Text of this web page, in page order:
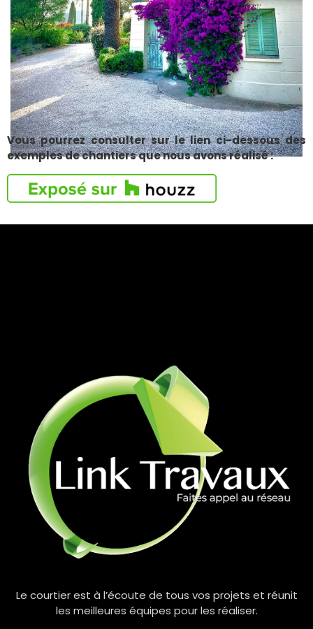
Vous pourrez consulter sur le lien ci-dessous des
exemples de chantiers que nous avons réalisé :
Le courtier est à l’écoute de tous vos projets et réunit
les meilleures équipes pour les réaliser.